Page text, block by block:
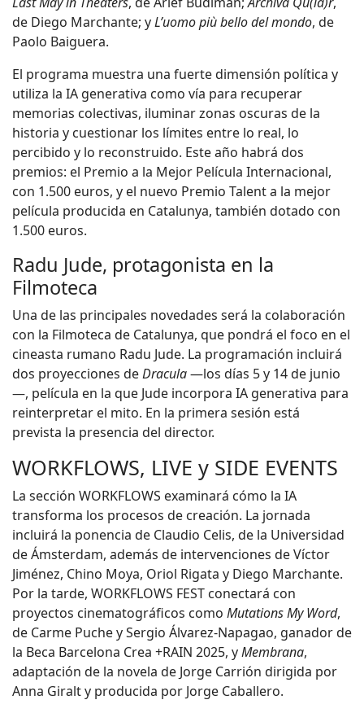
de Diego Marchante; yL’uomo più bello del mondo, de
Paolo Baiguera.
El programa muestra una fuerte dimensión política y
utiliza la IA generativa como vía para recuperar
memorias colectivas, iluminar zonas oscuras de la
historia y cuestionar los límites entre lo real, lo
percibido y lo reconstruido. Este año habrá dos
premios: el Premio a la Mejor Película Internacional,
con 1.500 euros, y el nuevo Premio Talent a la mejor
película producida en Catalunya, también dotado con
1.500 euros.
Radu Jude, protagonista en la
Filmoteca
Una de las principales novedades será la colaboración
con la Filmoteca de Catalunya, que pondrá el foco en el
cineasta rumano Radu Jude. La programación incluirá
dos proyecciones deDracula—los días 5 y 14 de junio
—, película en la que Jude incorpora IA generativa para
reinterpretar el mito. En la primera sesión está
prevista la presencia del director.
WORKFLOWS, LIVE y SIDE EVENTS
La sección WORKFLOWS examinará cómo la IA
transforma los procesos de creación. La jornada
incluirá la ponencia de Claudio Celis, de la Universidad
de Ámsterdam, además de intervenciones de Víctor
Jiménez, Chino Moya, Oriol Rigata y Diego Marchante.
Por la tarde, WORKFLOWS FEST conectará con
proyectos cinematográficos como Mutations My Word,
de Carme Puche y Sergio Álvarez-Napagao, ganador de
la Beca Barcelona Crea +RAIN 2025, yMembrana,
adaptación de la novela de Jorge Carrión dirigida por
Anna Giralt y producida por Jorge Caballero.